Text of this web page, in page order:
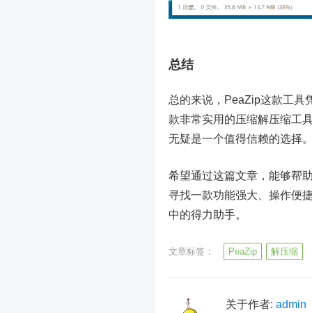
总结
总的来说，PeaZip这款工具
款非常实用的压缩解压缩工
无疑是一个值得信赖的选择
希望通过这篇文章，能够帮
寻找一款功能强大、操作便
中的得力助手。
文章标签： PeaZip 解压缩
关于作者: admin